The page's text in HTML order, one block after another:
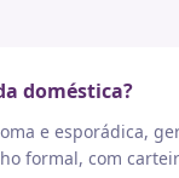
doméstica?
e esporádica,
formal, com